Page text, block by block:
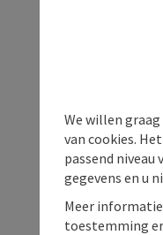
We willen
van cookies.
passend
gegevens en u
Meer
toestemming